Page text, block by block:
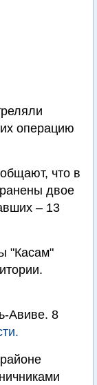
операцию
что в
двое
– 13
"Касам"
Авиве. 8